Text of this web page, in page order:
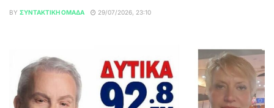
BY ΣΥΝΤΑΚΤΙΚΉ ΟΜΆΔΑ 29/07/2026, 23:10